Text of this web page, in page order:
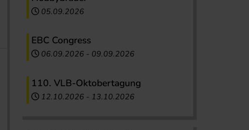
05.09.2026
EBC Congress
06.09.2026 - 09.09.2026
110. VLB-Oktobertagung
12.10.2026 - 13.10.2026